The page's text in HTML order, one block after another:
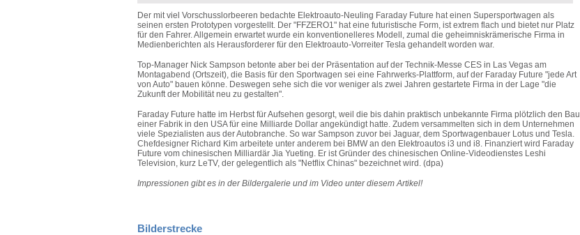
Der mit viel Vorschusslorbeeren bedachte Elektroauto-Neuling Faraday Future hat einen Supersportwagen als
seinen ersten Prototypen vorgestellt. Der "FFZERO1" hat eine futuristische Form, ist extrem flach und bietet nur Platz
für den Fahrer. Allgemein erwartet wurde ein konventionelleres Modell, zumal die geheimniskrämerische Firma in
Medienberichten als Herausforderer für den Elektroauto-Vorreiter Tesla gehandelt worden war.
Top-Manager Nick Sampson betonte aber bei der Präsentation auf der Technik-Messe CES in Las Vegas am
Montagabend (Ortszeit), die Basis für den Sportwagen sei eine Fahrwerks-Plattform, auf der Faraday Future "jede Art
von Auto" bauen könne. Deswegen sehe sich die vor weniger als zwei Jahren gestartete Firma in der Lage "die
Zukunft der Mobilität neu zu gestalten".
Faraday Future hatte im Herbst für Aufsehen gesorgt, weil die bis dahin praktisch unbekannte Firma plötzlich den Bau
einer Fabrik in den USA für eine Milliarde Dollar angekündigt hatte. Zudem versammelten sich in dem Unternehmen
viele Spezialisten aus der Autobranche. So war Sampson zuvor bei Jaguar, dem Sportwagenbauer Lotus und Tesla.
Chefdesigner Richard Kim arbeitete unter anderem bei BMW an den Elektroautos i3 und i8. Finanziert wird Faraday
Future vom chinesischen Milliardär Jia Yueting. Er ist Gründer des chinesischen Online-Videodienstes Leshi
Television, kurz LeTV, der gelegentlich als "Netflix Chinas" bezeichnet wird. (dpa)
Impressionen gibt es in der Bildergalerie und im Video unter diesem Artikel!
Bilderstrecke